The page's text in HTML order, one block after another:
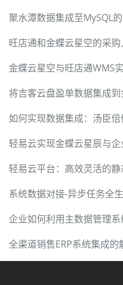
聚水潭数据集成至MySQL
旺店通和金蝶云星空的采
金蝶云星空与旺店通WMS
将吉客云盘盈单数据集成
轻易云实现金蝶云星辰与
轻易云平台：高效灵活的
系统数据对接-异步任务全
企业如何利用主数据管理
全渠道销售ERP系统集成的